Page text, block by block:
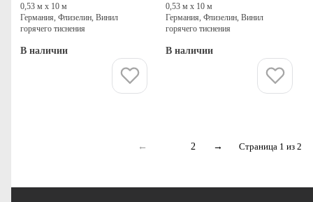
0,53 м х 10 м
Германия, Флизелин, Винил
горячего тиснения
В наличии
0,53 м х 10 м
Германия, Флизелин, Винил
горячего тиснения
В наличии
← 2 → Страница 1 из 2